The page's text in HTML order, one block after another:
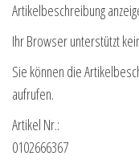
Artikelbeschreibung
Ihr Browser unterstützt
Sie können die
aufrufen.
Artikel Nr.:
0102666367